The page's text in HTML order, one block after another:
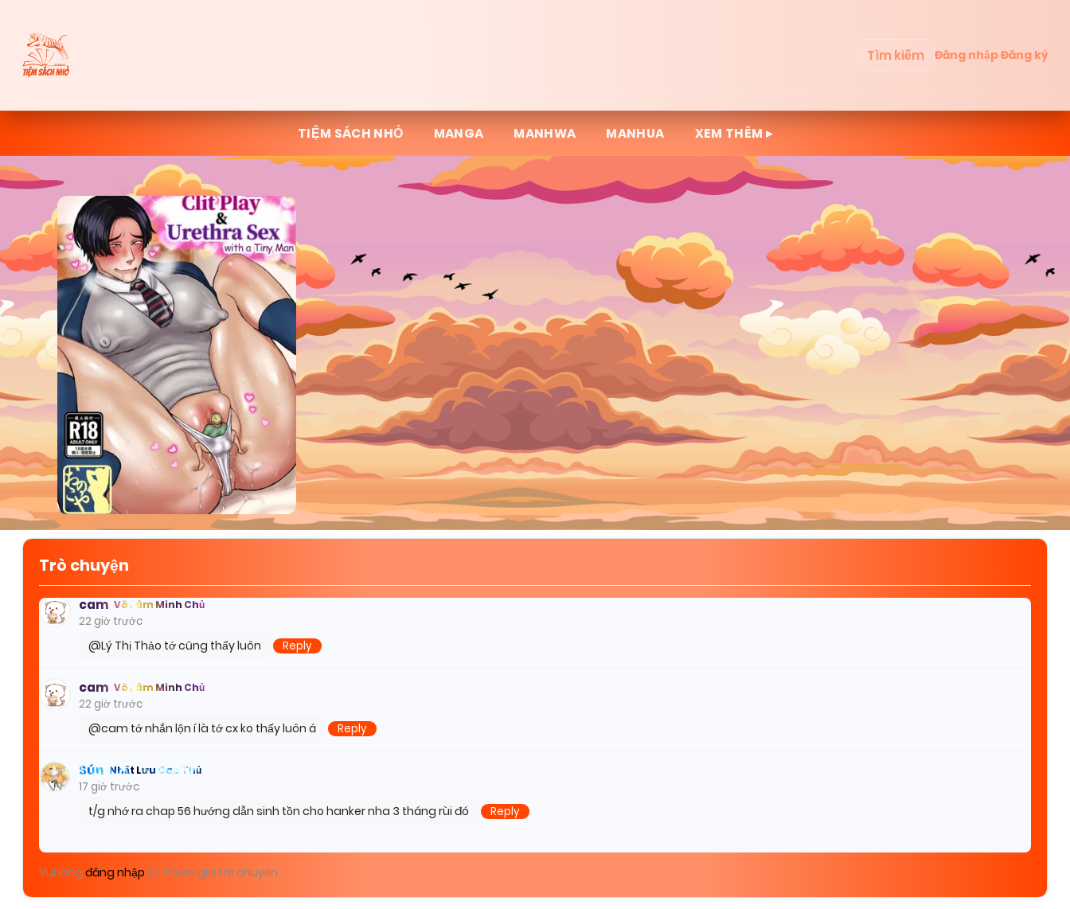
Tìm kiếm Đăng nhậpĐăng ký
TIỆM SÁCH NHỎ MANGA MANHWA MANHUA XEM THÊM ▸
Trò chuyện
cam Võ Lâm Minh Chủ
4 ngày trước
Nhị Lưu Cao Thủ
3 ngày trước
Toii muốn đọc GL Reply
mina Tam Lưu Cao Thủ
2 ngày trước
@Lyn kệ bn Reply
Lý Thị Thảo Tam Lưu Cao Thủ
2 ngày trước
Mn ơi sao mình không tìm thấy bộ " lệ rơi trên cánh hoa tàn" nữa vậy ạ 🥹 Reply
tiểu hạ hạ Tông Sư
1 ngày trước
@Lý Thị Thảo tui cx ko thấy nx Reply
1 ngày trước
@mina phũ vãii
cam Võ Lâm Minh Chủ
22 giờ trước
@Lý Thị Thảo tớ cũng thấy luôn Reply
cam Võ Lâm Minh Chủ
22 giờ trước
@cam tớ nhắn lộn í là tớ cx ko thấy luôn á Reply
Sún Nhất Lưu Cao Thủ
17 giờ trước
t/g nhớ ra chap 56 hướng dẫn sinh tồn cho hanker nha 3 tháng rùi đó Reply
Vui lòng đăng nhập để tham gia trò chuyện.